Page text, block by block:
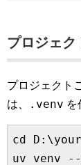
プロジェク
プロジェクト
は、
.venv を
cd